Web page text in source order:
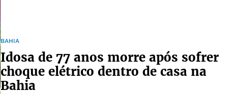
BAHIA
Idosa de 77 anos morre após sofrer
choque elétrico dentro de casa na
Bahia